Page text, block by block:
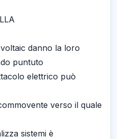
danno la loro
puntuto
elettrico può
verso il quale
sistemi è